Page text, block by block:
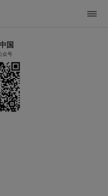
国
众号
of an object.